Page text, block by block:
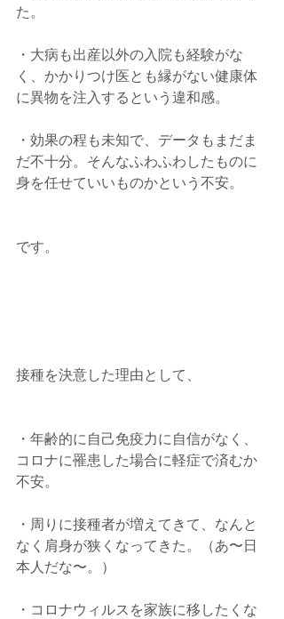
た。
・大病も出産以外の入院も経験がな
く、かかりつけ医とも縁がない健康体
に異物を注入するという違和感。
・効果の程も未知で、データもまだま
だ不十分。そんなふわふわしたものに
身を任せていいものかという不安。
です。
接種を決意した理由として、
・年齢的に自己免疫力に自信がなく、
コロナに罹患した場合に軽症で済むか
不安。
・周りに接種者が増えてきて、なんと
なく肩身が狭くなってきた。（あ〜日
本人だな〜。）
・コロナウィルスを家族に移したくな